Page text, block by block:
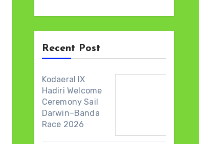
Recent Post
Kodaeral IX
Hadiri Welcome
Ceremony Sail
Darwin–Banda
Race 2026